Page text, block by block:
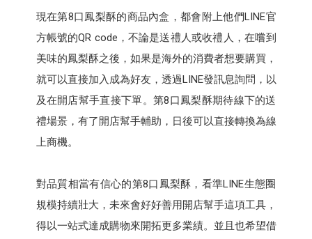
現在第8口鳳梨酥的商品內盒，都會附上他們LINE官
方帳號的QR code，不論是送禮人或收禮人，在嚐到
美味的鳳梨酥之後，如果是海外的消費者想要購買，
就可以直接加入成為好友，透過LINE發訊息詢問，以
及在開店幫手直接下單。第8口鳳梨酥期待線下的送
禮場景，有了開店幫手輔助，日後可以直接轉換為線
上商機。
對品質相當有信心的第8口鳳梨酥，看準LINE生態圈
規模持續壯大，未來會好好善用開店幫手這項工具，
得以一站式達成購物來開拓更多業績。並且也希望借